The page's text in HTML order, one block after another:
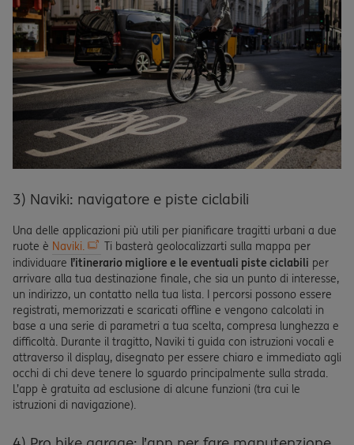
3) Naviki: navigatore e piste ciclabili
Una delle applicazioni più utili per pianificare tragitti urbani a due
ruote è Naviki.
Ti basterà geolocalizzarti sulla mappa per
individuare l’itinerario migliore e le eventuali piste ciclabili per
arrivare alla tua destinazione finale, che sia un punto di interesse,
un indirizzo, un contatto nella tua lista. I percorsi possono essere
registrati, memorizzati e scaricati offline e vengono calcolati in
base a una serie di parametri a tua scelta, compresa lunghezza e
difficoltà. Durante il tragitto, Naviki ti guida con istruzioni vocali e
attraverso il display, disegnato per essere chiaro e immediato agli
occhi di chi deve tenere lo sguardo principalmente sulla strada.
L’app è gratuita ad esclusione di alcune funzioni (tra cui le
istruzioni di navigazione).